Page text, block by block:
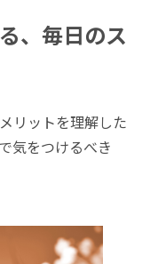
、毎日のス
リットを理解した
気をつけるべき